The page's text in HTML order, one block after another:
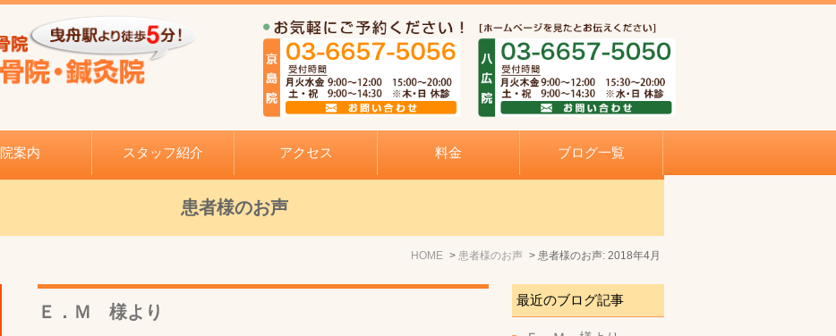
院案内 スタッフ紹介 アクセス 料金 ブログ一覧
患者様のお声
HOME 患者様のお声 患者様のお声: 2018年4月
Ｅ．Ｍ 様より
最近のブログ記事